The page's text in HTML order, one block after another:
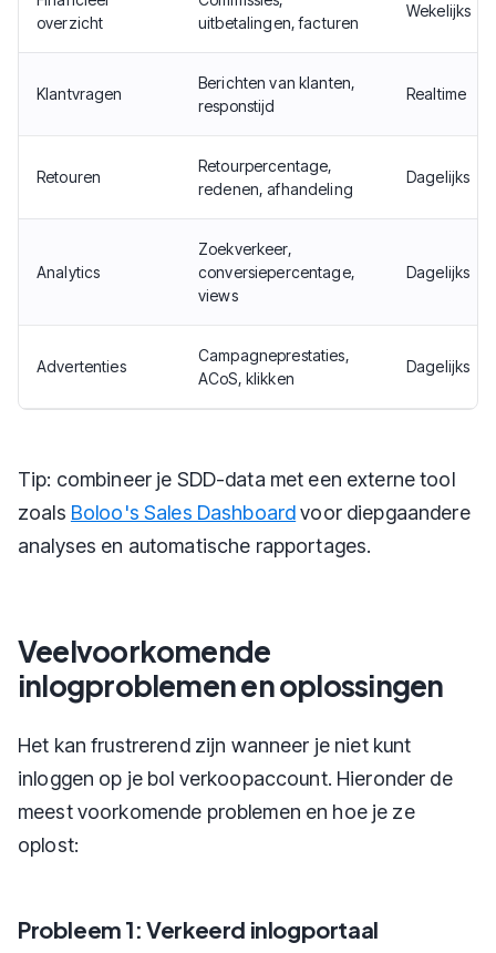
overzicht
uitbetalingen, facturen
Wekelijks
Klantvragen
Berichten van klanten,
responstijd
Realtime
Retouren
Retourpercentage,
redenen, afhandeling
Dagelijks
Analytics
Zoekverkeer,
conversiepercentage,
views
Dagelijks
Advertenties
Campagneprestaties,
ACoS, klikken
Dagelijks
Tip: combineer je SDD-data met een externe tool
zoals Boloo's Sales Dashboardvoor diepgaandere
analyses en automatische rapportages.
Veelvoorkomende
inlogproblemen en oplossingen
Het kan frustrerend zijn wanneer je niet kunt
inloggen op je bol verkoopaccount. Hieronder de
meest voorkomende problemen en hoe je ze
oplost:
Probleem 1: Verkeerd inlogportaal